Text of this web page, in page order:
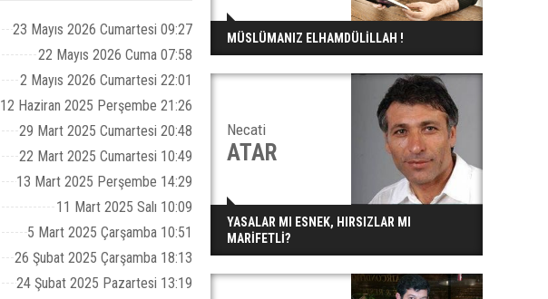
23 Mayıs 2026 Cumartesi 09:27
22 Mayıs 2026 Cuma 07:58
2 Mayıs 2026 Cumartesi 22:01
12 Haziran 2025 Perşembe 21:26
29 Mart 2025 Cumartesi 20:48
22 Mart 2025 Cumartesi 10:49
13 Mart 2025 Perşembe 14:29
11 Mart 2025 Salı 10:09
5 Mart 2025 Çarşamba 10:51
26 Şubat 2025 Çarşamba 18:13
24 Şubat 2025 Pazartesi 13:19
MÜSLÜMANIZ ELHAMDÜLİLLAH !
Necati
ATAR
YASALAR MI ESNEK, HIRSIZLAR MI
MARİFETLİ?